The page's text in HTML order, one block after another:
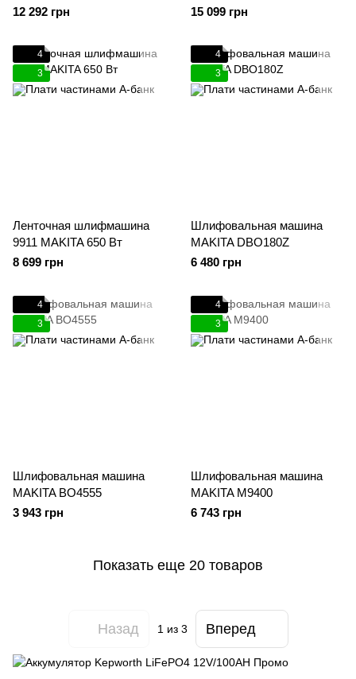
12 292 грн
15 099 грн
4
3
Ленточная шлифмашина
9911 MAKITA 650 Вт
8 699 грн
4
3
Шлифовальная машина
MAKITA DBO180Z
6 480 грн
4
3
Шлифовальная машина
MAKITA BO4555
3 943 грн
4
3
Шлифовальная машина
MAKITA M9400
6 743 грн
Показать еще 20 товаров
Назад 1 из 3 Вперед